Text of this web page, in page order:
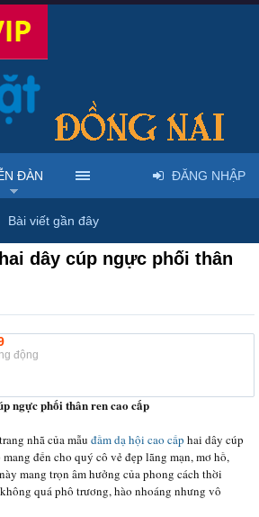
vặt tổng hợp - Uy tín - Miễn phí
dây cúp ngực phối thân
động
ngực phối thân ren cao cấp
nhã của mẫu đầm dạ hội cao cấp hai dây cúp
đến cho quý cô vẻ đẹp lãng mạn, mơ hồ,
mang trọn âm hưởng của phong cách thời
quá phô trương, hào nhoáng nhưng vô
ĐÀN
Bài viết gần đây
ĐĂNG NHẬP